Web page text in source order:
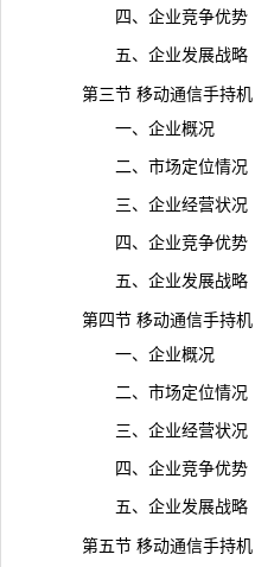
四、企业竞争优势
五、企业发展战略
第三节 移动通信手持机
一、企业概况
二、市场定位情况
三、企业经营状况
四、企业竞争优势
五、企业发展战略
第四节 移动通信手持机
一、企业概况
二、市场定位情况
三、企业经营状况
四、企业竞争优势
五、企业发展战略
第五节 移动通信手持机